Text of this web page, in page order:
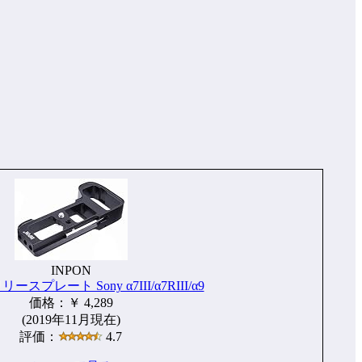
INPON
ースプレート Sony α7III/α7RIII/α9
価格：￥ 4,289
(2019年11月現在)
評価：
4.7